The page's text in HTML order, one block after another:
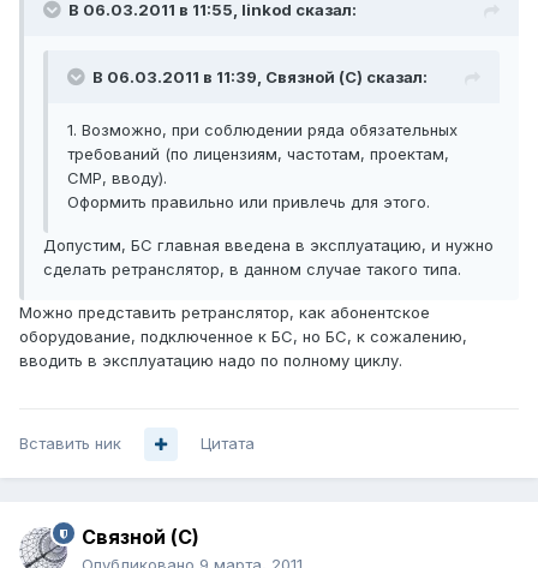
В 06.03.2011 в 11:55, linkod сказал:
В 06.03.2011 в 11:39, Связной (С) сказал:
1. Возможно, при соблюдении ряда обязательных
требований (по лицензиям, частотам, проектам,
СМР, вводу).
Оформить правильно или привлечь для этого.
Допустим, БС главная введена в эксплуатацию, и нужно
сделать ретранслятор, в данном случае такого типа.
Можно представить ретранслятор, как абонентское
оборудование, подключенное к БС, но БС, к сожалению,
вводить в эксплуатацию надо по полному циклу.
Вставить ник Цитата
Связной (С)